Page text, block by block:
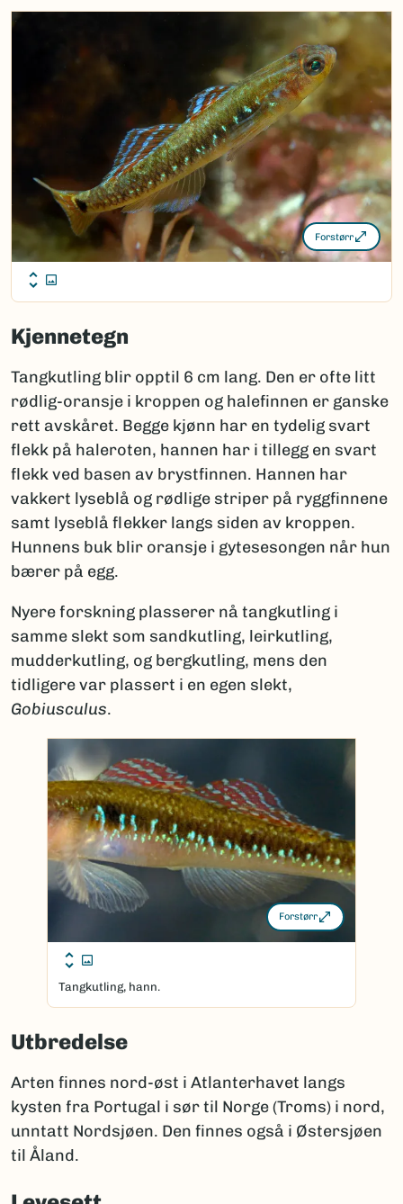
Forstørr
Kjennetegn
Tangkutling blir opptil 6 cm lang. Den er ofte litt
rødlig-oransje i kroppen og halefinnen er ganske
rett avskåret. Begge kjønn har en tydelig svart
flekk på haleroten, hannen har i tillegg en svart
flekk ved basen av brystfinnen. Hannen har
vakkert lyseblå og rødlige striper på ryggfinnene
samt lyseblå flekker langs siden av kroppen.
Hunnens buk blir oransje i gytesesongen når hun
bærer på egg.
Nyere forskning plasserer nå tangkutling i
samme slekt som sandkutling, leirkutling,
mudderkutling, og bergkutling, mens den
tidligere var plassert i en egen slekt,
Gobiusculus.
Forstørr
Tangkutling, hann.
Utbredelse
Arten finnes nord-øst i Atlanterhavet langs
kysten fra Portugal i sør til Norge (Troms) i nord,
unntatt Nordsjøen. Den finnes også i Østersjøen
til Åland.